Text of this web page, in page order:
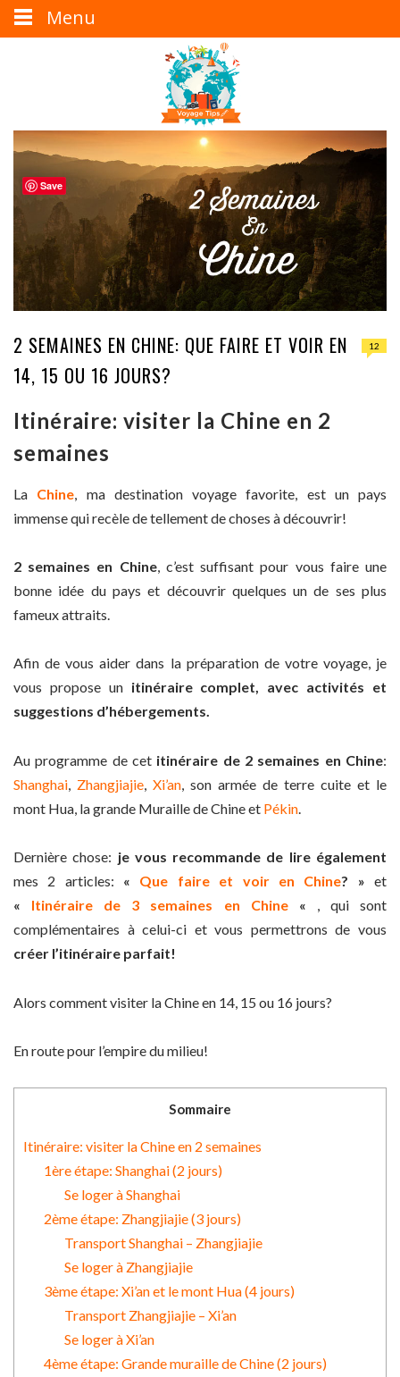
2 SEMAINES EN CHINE: QUE FAIRE ET VOIR EN
14, 15 OU 16 JOURS?
12
Itinéraire: visiter la Chine en 2
semaines
La Chine , ma destination voyage favorite, est un pays
immense qui recèle de tellement de choses à découvrir!
2 semaines en Chine, c’est suffisant pour vous faire une
bonne idée du pays et découvrir quelques un de ses plus
fameux attraits.
Afin de vous aider dans la préparation de votre voyage, je
vous propose unitinéraire complet, avec activités et
suggestions d’hébergements.
Au programme de cet itinéraire de 2 semaines en Chine:
Shanghai, Zhangjiajie, Xi’an, son armée de terre cuite et le
mont Hua, la grande Muraille de Chine et Pékin.
Dernière chose: je vous recommande de lire également
mes 2 articles: « Que faire et voir en Chine? » et
« Itinéraire de 3 semaines en Chine« , qui sont
complémentaires à celui-ci et vous permettrons de vous
créer l’itinéraire parfait!
Alors comment visiter la Chine en 14, 15 ou 16 jours?
En route pour l’empire du milieu!
Sommaire
Itinéraire: visiter la Chine en 2 semaines
1ère étape: Shanghai (2 jours)
Se loger à Shanghai
2ème étape: Zhangjiajie (3 jours)
Transport Shanghai – Zhangjiajie
Se loger à Zhangjiajie
3ème étape: Xi’an et le mont Hua (4 jours)
Transport Zhangjiajie – Xi’an
Se loger à Xi’an
4ème étape: Grande muraille de Chine (2 jours)
Menu
Save